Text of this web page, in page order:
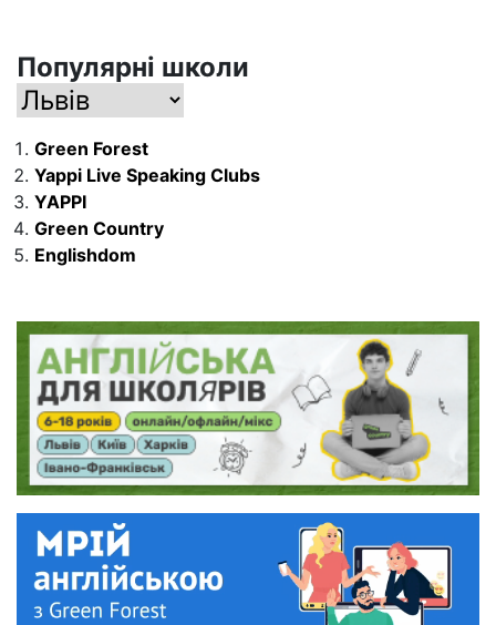
Популярні школи
Green Forest
Yappi Live Speaking Clubs
YAPPI
Green Country
Englishdom